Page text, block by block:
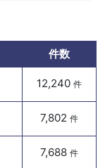
件数
12,240 件
7,802 件
7,688 件